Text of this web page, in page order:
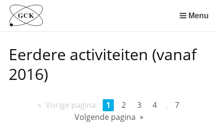
Sla
links
over
naar
de
inhoud
Menu
Eerdere activiteiten (vanaf
2016)
Vorige pagina 1 2 3 4
7
Volgende pagina